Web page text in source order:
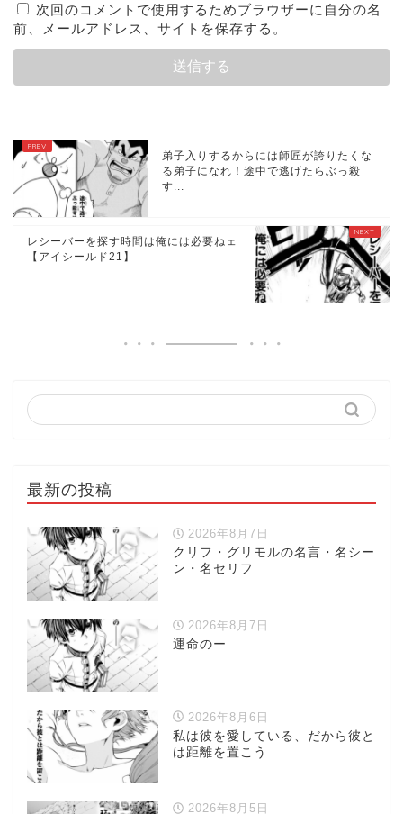
次回のコメントで使用するためブラウザーに自分の名
前、メールアドレス、サイトを保存する。
弟子入りするからには師匠が誇りたくな
る弟子になれ！途中で逃げたらぶっ殺
す...
レシーバーを探す時間は俺には必要ねェ
【アイシールド21】
最新の投稿
2026年8月7日
クリフ・グリモルの名言・名シー
ン・名セリフ
2026年8月7日
運命のー
2026年8月6日
私は彼を愛している、だから彼と
は距離を置こう
2026年8月5日